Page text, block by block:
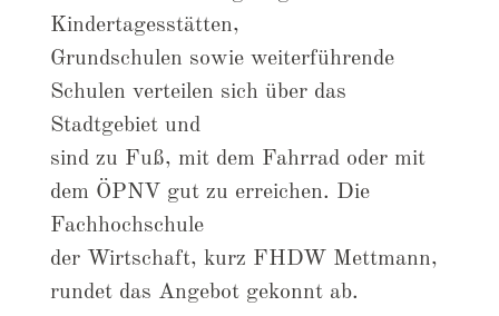
Kindertagesstätten,
Grundschulen sowie weiterführende
Schulen verteilen sich über das
Stadtgebiet und
sind zu Fuß, mit dem Fahrrad oder mit
dem ÖPNV gut zu erreichen. Die
Fachhochschule
der Wirtschaft, kurz FHDW Mettmann,
rundet das Angebot gekonnt ab.